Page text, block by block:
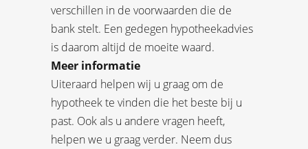
verschillen in de voorwaarden die de
bank stelt. Een gedegen hypotheekadvies
is daarom altijd de moeite waard.
Meer informatie
Uiteraard helpen wij u graag om de
hypotheek te vinden die het beste bij u
past. Ook als u andere vragen heeft,
helpen we u graag verder. Neem dus